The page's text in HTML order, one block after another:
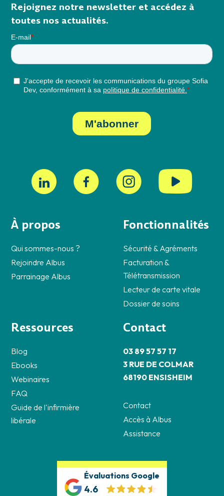
À propos
Qui sommes-nous ?
Rejoindre Albus
Parrainage Albus
Fonctionnalités
Sécurité & Agréments
Facturation &
Télétransmission
Lecteur de carte vitale
Dossier de soins
Ressources
Blog
Ebooks
Webinaires
FAQ
Guide de l'infirmière
libérale
Contact
03 89 57 57 17
3 RUE DE COLMAR
68190 ENSISHEIM
Contact
Accès à Albus
Assistance
Évaluations Google
4.6
Rejoignez notre newsletter et accédez à
toutes nos actualités.